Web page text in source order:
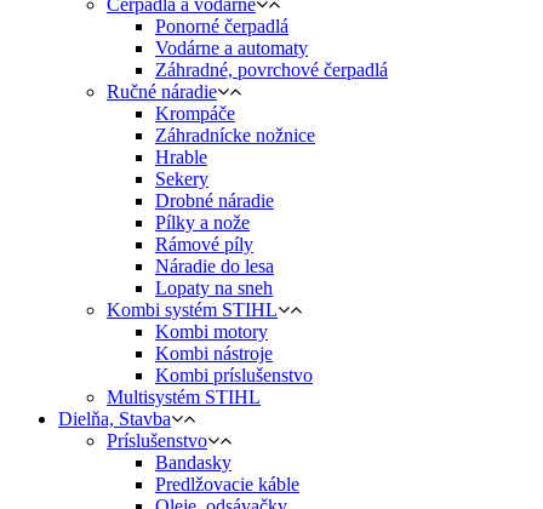
Čerpadlá a vodárne
Ponorné čerpadlá
Vodárne a automaty
Záhradné, povrchové čerpadlá
Ručné náradie
Krompáče
Záhradnícke nožnice
Hrable
Sekery
Drobné náradie
Pílky a nože
Rámové píly
Náradie do lesa
Lopaty na sneh
Kombi systém STIHL
Kombi motory
Kombi nástroje
Kombi príslušenstvo
Multisystém STIHL
Dielňa, Stavba
Príslušenstvo
Bandasky
Predlžovacie káble